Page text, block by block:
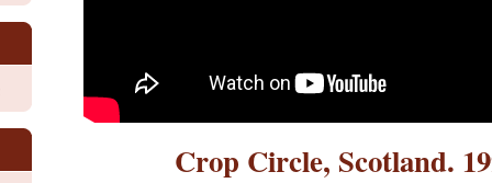
Crop Circle, Scotland.